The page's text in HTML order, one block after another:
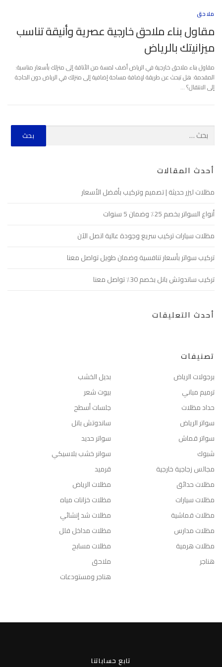
ملاحق
مقاول بناء ملاحق خارجية عصرية وأنيقة تناسب
ميزانيتك بالرياض
مقاول بناء ملاحق خارجية في الرياض أضف لمسة من الأناقة إلى منزلك بأسعار مناسبة:
المقدمة: هل تبحث عن طريقة لإضافة مساحة إضافية إلى منزلك في الرياض دون الحاجة
إلى الانتقال؟ …
أحدث المقالات
مظلات ليزر حديثة | تصميم وتركيب بأفضل الأسعار
أنواع السواتر بخصم 25٪ وضمان 5 سنوات
مظلات سيارات تركيب سريع وجودة عالية اتصل الآن
تركيب سواتر بأسعار تنافسية وضمان طويل تواصل معنا
تركيب ساندوتش بانل بخصم 30٪ تواصل معنا
أحدث التعليقات
تصنيفات
بديل الخشب
برجولات الرياض
بيوت شعر
ترميم مباني
جلسات أسطح
حداد مظلات
ساندوتش بانل
سواتر الرياض
سواتر حديد
سواتر قماش
سوانر خشب بلاسيكي
شبوك
قرميد
مجالس زجاجية خارجية
مظلات الرياض
مظلات حدائق
مظلات خزانات مياه
مظلات سيارات
مظلات شد إنشائي
مظلات قماشية
مظلات مداخل فلل
مظلات مدارس
مظلات مسابح
مظلات هرمية
ملاحق
هناجر
هناجر ومستودعات
تابع حساباتنا